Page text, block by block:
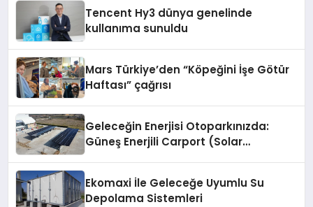
Tencent Hy3 dünya genelinde
kullanıma sunuldu
Mars Türkiye’den “Köpeğini İşe Götür
Haftası” çağrısı
Geleceğin Enerjisi Otoparkınızda:
Güneş Enerjili Carport (Solar
Ekomaxi İle Geleceğe Uyumlu Su
Depolama Sistemleri